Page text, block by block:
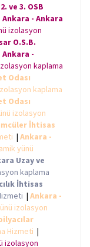
ve 3. OSB
Ankara - Ankara
izolasyon
O.S.B.
Ankara -
kaplama
Odası
kaplama
Odası
izolasyon
İhtisas
| Ankara -
yünü
Uzay ve
kaplama
İhtisas
| Ankara -
izolasyon
Hizmeti |
izolasyon